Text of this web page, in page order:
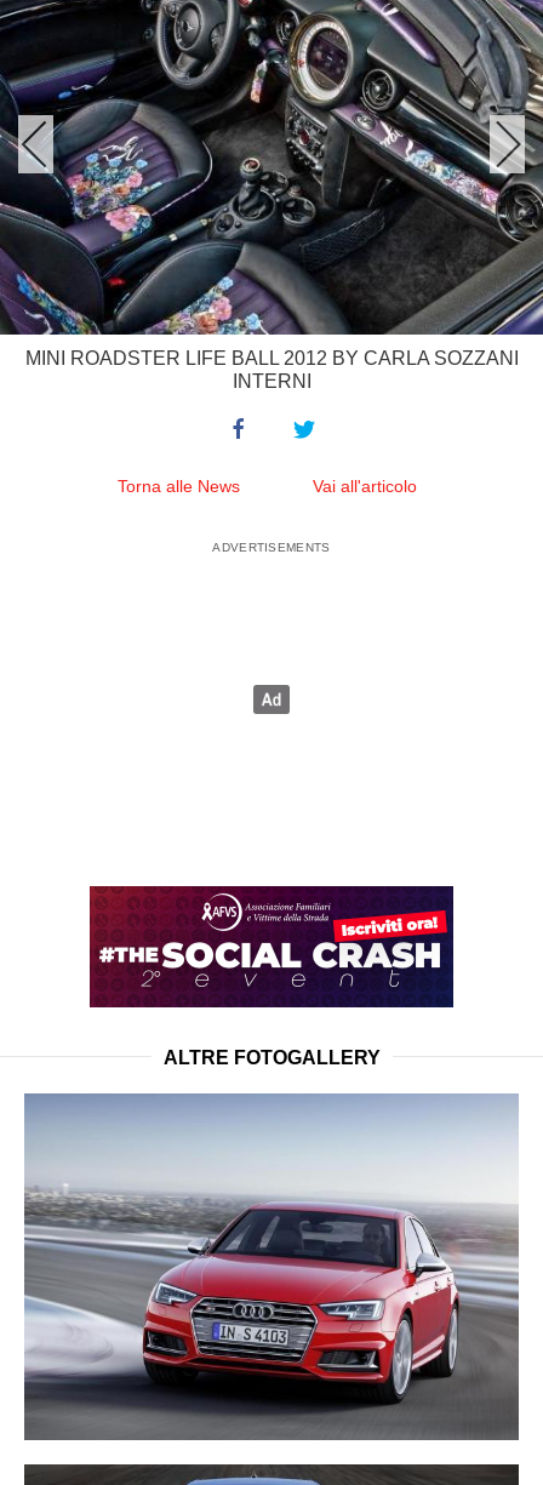
MINI ROADSTER LIFE BALL 2012 BY CARLA SOZZANI
INTERNI
Torna alle News Vai all'articolo
ALTRE FOTOGALLERY